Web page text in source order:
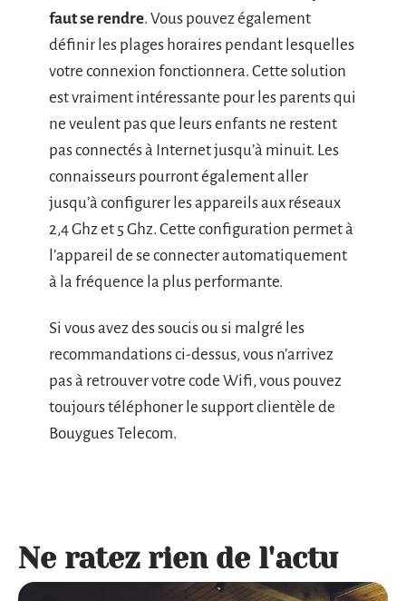
faut se rendre. Vous pouvez également
définir les plages horaires pendant lesquelles
votre connexion fonctionnera. Cette solution
est vraiment intéressante pour les parents qui
ne veulent pas que leurs enfants ne restent
pas connectés à Internet jusqu’à minuit. Les
connaisseurs pourront également aller
jusqu’à configurer les appareils aux réseaux
2,4 Ghz et 5 Ghz. Cette configuration permet à
l’appareil de se connecter automatiquement
à la fréquence la plus performante.
Si vous avez des soucis ou si malgré les
recommandations ci-dessus, vous n’arrivez
pas à retrouver votre code Wifi, vous pouvez
toujours téléphoner le support clientèle de
Bouygues Telecom.
Ne ratez rien de l'actu